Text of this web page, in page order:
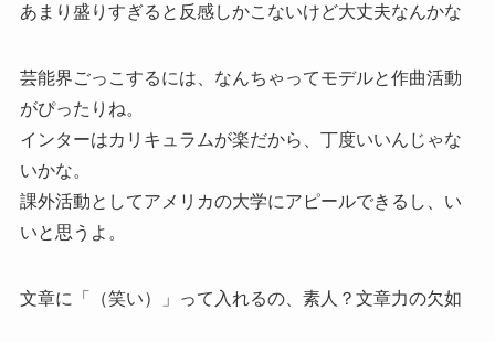
あまり盛りすぎると反感しかこないけど大丈夫なんかな
芸能界ごっこするには、なんちゃってモデルと作曲活動
がぴったりね。
インターはカリキュラムが楽だから、丁度いいんじゃな
いかな。
課外活動としてアメリカの大学にアピールできるし、い
いと思うよ。
文章に「（笑い）」って入れるの、素人？文章力の欠如